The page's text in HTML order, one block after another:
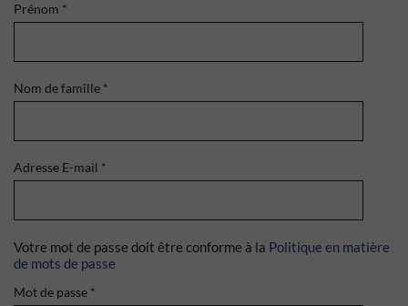
Prénom *
Nom de famille *
Adresse E-mail *
Votre mot de passe doit être conforme à la Politique en matière
de mots de passe
Mot de passe *